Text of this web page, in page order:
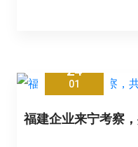
24
01
福建企业来宁考察